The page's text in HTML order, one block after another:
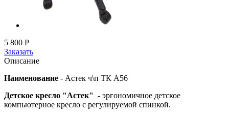
5 800 Р
Заказать
Описание
Наименование - Астек ч\п ТК А56
Детское кресло "Астек" - эргономичное детское
компьютерное кресло с регулируемой спинкой.